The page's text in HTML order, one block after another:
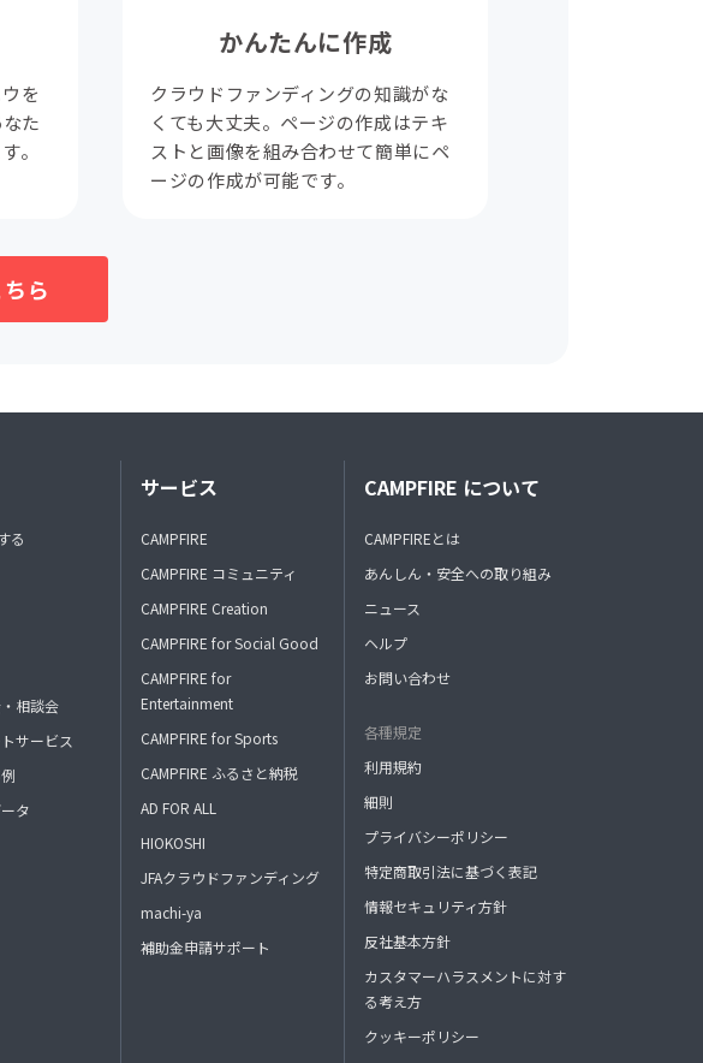
を
た
。
かんたんに作成
クラウドファンディングの知識がな
くても大丈夫。ページの作成はテキ
ストと画像を組み合わせて簡単にペ
ージの作成が可能です。
ら
る
相談会
サービス
タ
サービス
CAMPFIRE
CAMPFIRE コミュニティ
CAMPFIRE Creation
CAMPFIRE for Social Good
CAMPFIRE for
Entertainment
CAMPFIRE for Sports
CAMPFIRE ふるさと納税
AD FOR ALL
HIOKOSHI
JFAクラウドファンディング
machi-ya
補助金申請サポート
CAMPFIRE について
CAMPFIREとは
あんしん・安全への取り組み
ニュース
ヘルプ
お問い合わせ
各種規定
利用規約
細則
プライバシーポリシー
特定商取引法に基づく表記
情報セキュリティ方針
反社基本方針
カスタマーハラスメントに対す
る考え方
クッキーポリシー